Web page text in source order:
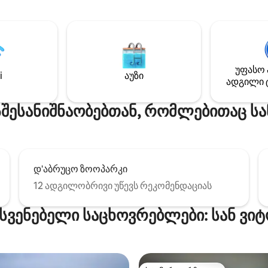
Პირდაპირი წვდომა ვია-
- 60 კმ-იანი
და საფეხმავლო ბილიკი
Ძირითადი
(იტევს 4-6 ადამიანს).
სხვა. Დიახ, ავტოკლავი Სახლი
ისტორიულ ცენტრში,
ხედით მარკონიდან
და 5 წუთის სავალზე
ტრაბოკის მწვანე ქუჩის
აუზი
უფასო
ადგილი
რომლებითაც
დ'აბრუცო ზოოპარკი
12 ადგილობრივი უწევს რეკომენდაციას
საცხოვრებლები: სან